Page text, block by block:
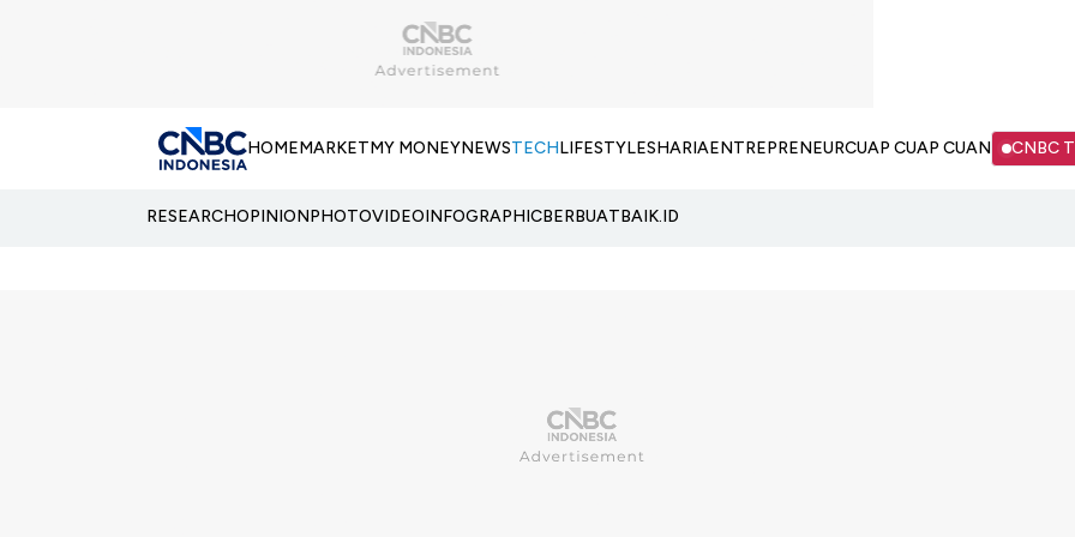
HOMEMARKETMY MONEYNEWSTECHLIFESTYLESHARIAENTREPRENEURCUAP CUAP CUAN CNBC
RESEARCHOPINIONPHOTOVIDEOINFOGRAPHICBERBUATBAIK.ID